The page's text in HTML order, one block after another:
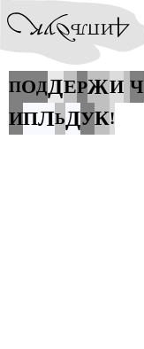
ПОДДЕРЖИ Ч
ИПЛЬДУК!